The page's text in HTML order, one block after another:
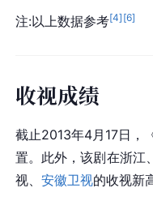
注:以上数据参考[4] [6]
收视成绩
截止2013年4月17日，
置。此外，该剧在浙江
视、 安徽卫视的收视新